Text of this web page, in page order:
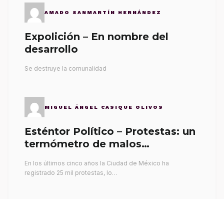
AMADO SANMARTÍN HERNÁNDEZ
Expolición – En nombre del
desarrollo
Se destruye la comunalidad
MIGUEL ÁNGEL CASIQUE OLIVOS
Esténtor Político – Protestas: un
termómetro de malos
En los últimos cinco años la Ciudad de México ha
registrado 25 mil protestas, lo…